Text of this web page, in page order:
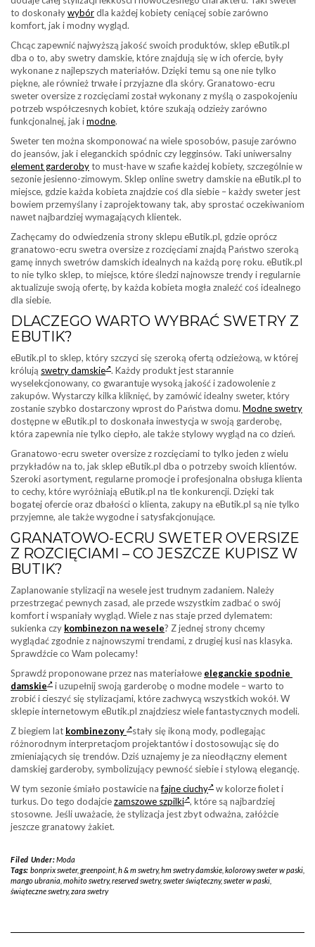
to doskonaływybórdla każdej kobiety ceniącej sobie zarówno
komfort, jak i modny wygląd.
Chcąc zapewnić najwyższą jakość swoich produktów, sklep eButik.pl
dba o to, aby swetry damskie, które znajdują się w ich ofercie, były
wykonane z najlepszych materiałów. Dzięki temu są one nie tylko
piękne, ale również trwałe i przyjazne dla skóry. Granatowo-ecru
sweter oversize z rozcięciami został wykonany z myślą o zaspokojeniu
potrzeb współczesnych kobiet, które szukają odzieży zarówno
funkcjonalnej, jak imodne.
Sweter ten można skomponować na wiele sposobów, pasuje zarówno
do jeansów, jak i eleganckich spódnic czy legginsów. Taki uniwersalny
element garderobyto must-have w szafie każdej kobiety, szczególnie w
sezonie jesienno-zimowym. Sklep online swetry damskie na eButik.pl to
miejsce, gdzie każda kobieta znajdzie coś dla siebie – każdy sweter jest
bowiem przemyślany i zaprojektowany tak, aby sprostać oczekiwaniom
nawet najbardziej wymagających klientek.
Zachęcamy do odwiedzenia strony sklepu eButik.pl, gdzie oprócz
granatowo-ecru swetra oversize z rozcięciami znajdą Państwo szeroką
gamę innych swetrów damskich idealnych na każdą porę roku. eButik.pl
to nie tylko sklep, to miejsce, które śledzi najnowsze trendy i regularnie
aktualizuje swoją ofertę, by każda kobieta mogła znaleźć coś idealnego
dla siebie.
DLACZEGO WARTO WYBRAĆ SWETRY Z
EBUTIK?
eButik.pl to sklep, który szczyci się szeroką ofertą odzieżową, w której
królują swetry damskie . Każdy produkt jest starannie
wyselekcjonowany, co gwarantuje wysoką jakość i zadowolenie z
zakupów. Wystarczy kilka kliknięć, by zamówić idealny sweter, który
zostanie szybko dostarczony wprost do Państwa domu. Modne swetry
dostępne w eButik.pl to doskonała inwestycja w swoją garderobę,
która zapewnia nie tylko ciepło, ale także stylowy wygląd na co dzień.
Granatowo-ecru sweter oversize z rozcięciami to tylko jeden z wielu
przykładów na to, jak sklep eButik.pl dba o potrzeby swoich klientów.
Szeroki asortyment, regularne promocje i profesjonalna obsługa klienta
to cechy, które wyróżniają eButik.pl na tle konkurencji. Dzięki tak
bogatej ofercie oraz dbałości o klienta, zakupy na eButik.pl są nie tylko
przyjemne, ale także wygodne i satysfakcjonujące.
GRANATOWO-ECRU SWETER OVERSIZE
Z ROZCIĘCIAMI – CO JESZCZE KUPISZ W
BUTIK?
Zaplanowanie stylizacji na wesele jest trudnym zadaniem. Należy
przestrzegać pewnych zasad, ale przede wszystkim zadbać o swój
komfort i wspaniały wygląd. Wiele z nas staje przed dylematem:
sukienka czy kombinezon na wesele? Z jednej strony chcemy
wyglądać zgodnie z najnowszymi trendami, z drugiej kusi nas klasyka.
Sprawdźcie co Wam polecamy!
Sprawdź proponowane przez nas materiałowe eleganckie spodnie
damskie
i uzupełnij swoją garderobę o modne modele – warto to
zrobić i cieszyć się stylizacjami, które zachwycą wszystkich wokół. W
sklepie internetowym eButik.pl znajdziesz wiele fantastycznych modeli.
Z biegiem lat kombinezony
stały się ikoną mody, podlegając
różnorodnym interpretacjom projektantów i dostosowując się do
zmieniających się trendów. Dziś uznajemy je za nieodłączny element
damskiej garderoby, symbolizujący pewność siebie i stylową elegancję.
W tym sezonie śmiało postawicie nafajne ciuchy
w kolorze fiolet i
turkus. Do tego dodajciezamszowe szpilki , które są najbardziej
stosowne. Jeśli uważacie, że stylizacja jest zbyt odważna, załóżcie
jeszcze granatowy żakiet.
Filed Under:Moda
Tags: bonprix sweter, greenpoint, h & m swetry,hm swetry damskie, kolorowy sweter w paski,
mango ubrania mohito swetry,reserved swetry,sweter świąteczny,sweter w paski
świąteczne swetry,zara swetry